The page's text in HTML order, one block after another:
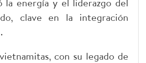
clave en la integración
con su legado de